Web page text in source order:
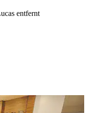
entfernt